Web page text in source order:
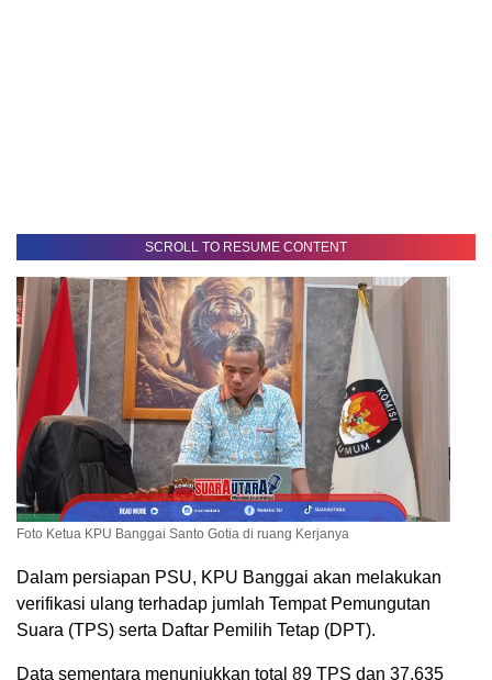
SCROLL TO RESUME CONTENT
Foto Ketua KPU Banggai Santo Gotia di ruang Kerjanya
Dalam persiapan PSU, KPU Banggai akan melakukan
verifikasi ulang terhadap jumlah Tempat Pemungutan
Suara (TPS) serta Daftar Pemilih Tetap (DPT).
Data sementara menunjukkan total 89 TPS dan 37.635